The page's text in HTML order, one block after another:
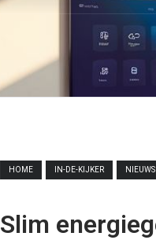
HOME IN-DE-KIJKER NIEUWS
Slim